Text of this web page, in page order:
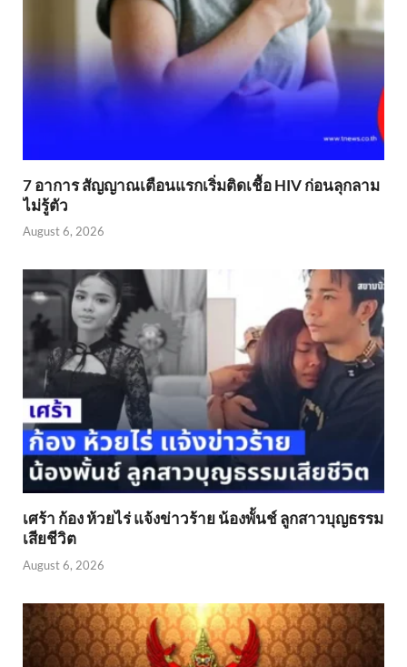
7 อาการ สัญญาณเตือนแรกเริ่มติดเชื้อ HIV ก่อนลุกลาม
ไม่รู้ตัว
August 6, 2026
เศร้า ก้อง ห้วยไร่ แจ้งข่าวร้าย น้องพั้นช์ ลูกสาวบุญธรรม
เสียชีวิต
August 6, 2026